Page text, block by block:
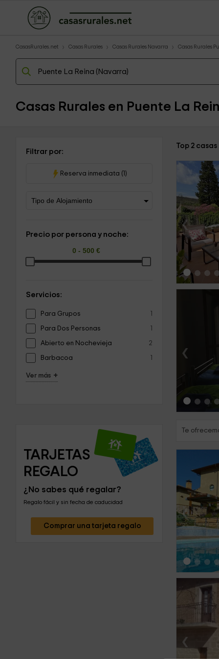
CasasRurales.net Casas Rurales Casas Rurales Navarra Casas Rurales
Casas Rurales en Puente La
Filtrar por:
Reserva inmediata (1)
Precio por persona y noche:
Servicios:
Para Grupos 1
Para Dos Personas 1
Abierto en Nochevieja 2
Barbacoa 1
Ver más +
TARJETAS
REGALO
¿No sabes qué regalar?
Regalo fácil y sin fecha de caducidad
Comprar una tarjeta regalo
Top 2
‹
‹
Te
‹
‹